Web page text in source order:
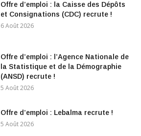
Offre d’emploi : la Caisse des Dépôts
et Consignations (CDC) recrute !
6 Août 2026
Offre d’emploi : l’Agence Nationale de
la Statistique et de la Démographie
(ANSD) recrute !
5 Août 2026
Offre d’emploi : Lebalma recrute !
5 Août 2026